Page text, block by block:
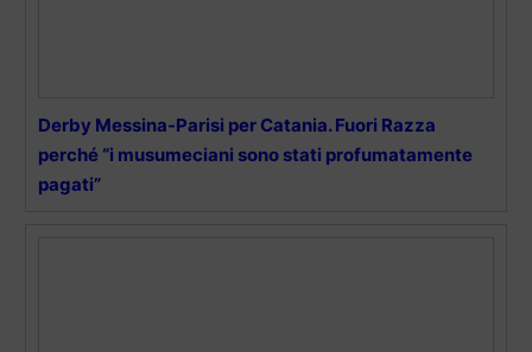
Derby Messina-Parisi per Catania. Fuori Razza
perché “i musumeciani sono stati profumatamente
pagati”